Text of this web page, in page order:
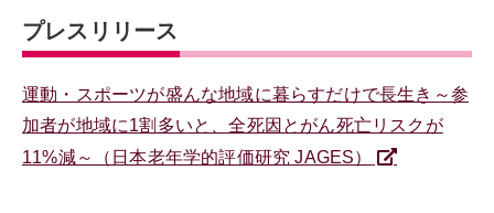
プレスリリース
運動・スポーツが盛んな地域に暮らすだけで長生き～参
加者が地域に1割多いと、全死因とがん死亡リスクが
11%減～（日本老年学的評価研究 JAGES）